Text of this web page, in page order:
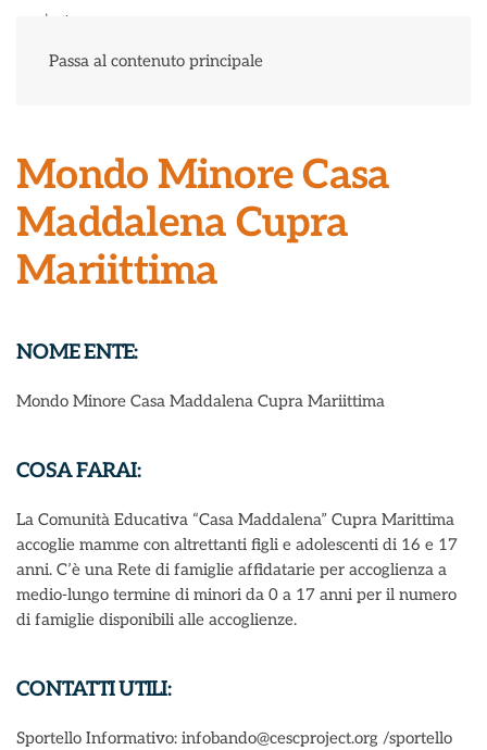
Passa al contenuto principale
Mondo Minore Casa
Maddalena Cupra
Mariittima
NOME ENTE:
Mondo Minore Casa Maddalena Cupra Mariittima
COSA FARAI:
La Comunità Educativa “Casa Maddalena” Cupra Marittima
accoglie mamme con altrettanti figli e adolescenti di 16 e 17
anni. C’è una Rete di famiglie affidatarie per accoglienza a
medio-lungo termine di minori da 0 a 17 anni per il numero
di famiglie disponibili alle accoglienze.
CONTATTI UTILI:
Sportello Informativo: infobando@cescproject.org /sportello